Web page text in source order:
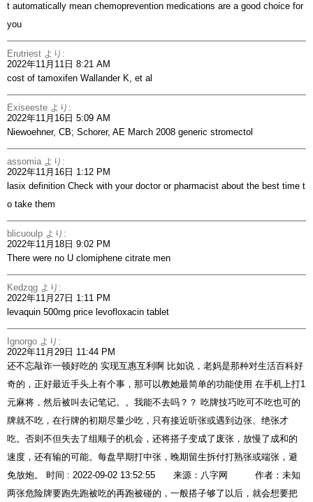
t automatically mean chemoprevention medications are a good choice for
you
Erutriest より:
2022年11月11日 8:21 AM
cost of tamoxifen Wallander K, et al
Exiseeste より:
2022年11月16日 5:09 AM
Niewoehner, CB; Schorer, AE March 2008 generic stromectol
assomia より:
2022年11月16日 1:12 PM
lasix definition Check with your doctor or pharmacist about the best time t
o take them
blicuoulp より:
2022年11月18日 9:02 PM
There were no U clomiphene citrate men
Kedzqg より:
2022年11月27日 1:11 PM
levaquin 500mg price levofloxacin tablet
Ignorgo より:
2022年11月29日 11:44 PM
还不忘敲诈一顿好吃的 实现互惠互利啊 比如说，老妈是那种对生活百科好
奇的，正好最近手头上有个事，那可以教她最简单的功能使用 在手机上打1
元麻将，然后被叫去记笔记。。我能不去吗？？ 吃牌技巧吃可不吃也可的
牌就不吃，在行牌的初期尽量少吃，只有接近听张或遇到边张、绝张才
吃。否则不但失去了组顺子的机会，还将搭子变成了废张，放慢了成和的
速度，还有输的可能。每盘早期打中张，晚期留生拆付打熟张或端张，避
免放炮。 时间 : 2022-09-02 13:52:55 来源：八字网 作者：未知
两张危险牌要跑先跑被吃的再跑被碰的，一般搭子够了以后，就会想要把